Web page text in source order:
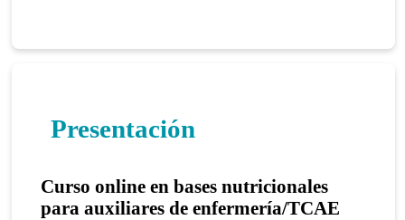
Presentación
Curso online en bases nutricionales
para auxiliares de enfermería/TCAE